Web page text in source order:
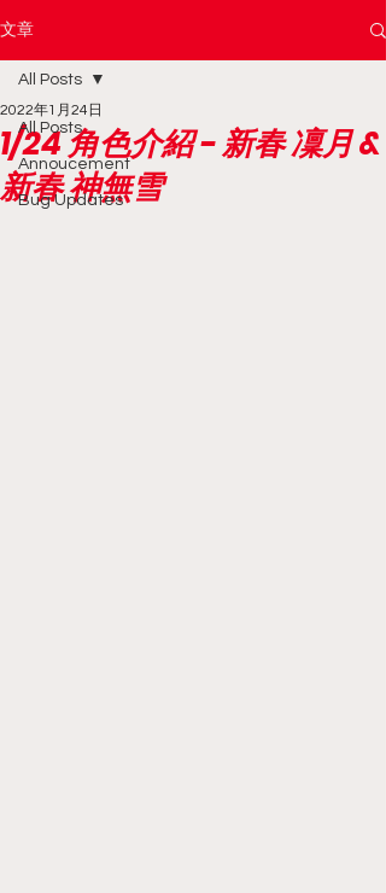
文章
All Posts
Annoucement
Bug Updates
All Posts
1/24 角色介紹 - 新春 凜月 &
新春 神無雪
2022年1月24日